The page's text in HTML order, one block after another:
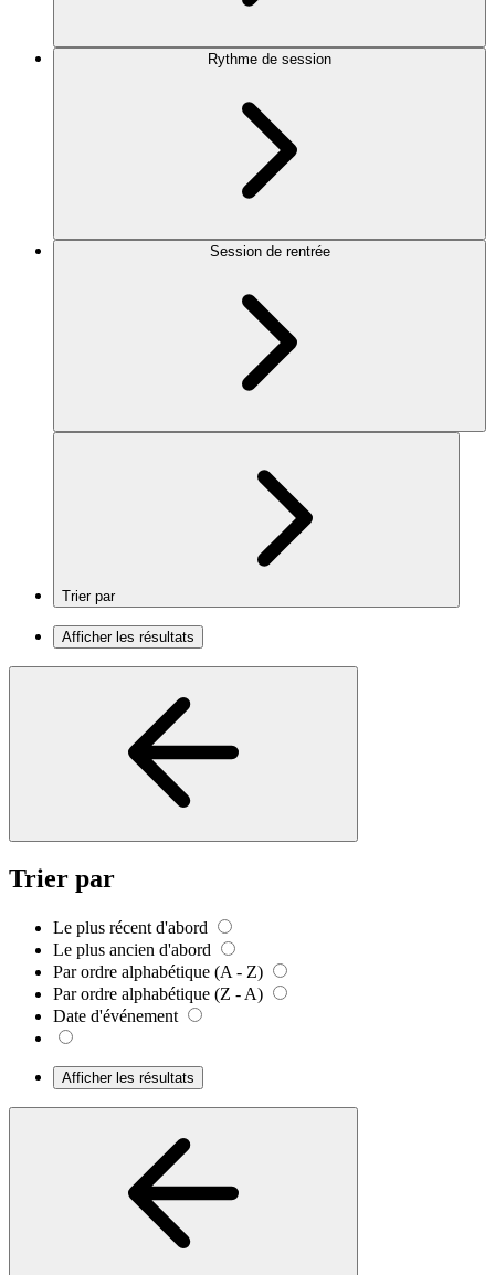
Rythme de session
Session de rentrée
Trier par
Afficher les résultats
Trier par
Le plus récent d'abord
Le plus ancien d'abord
Par ordre alphabétique (A - Z)
Par ordre alphabétique (Z - A)
Date d'événement
Afficher les résultats